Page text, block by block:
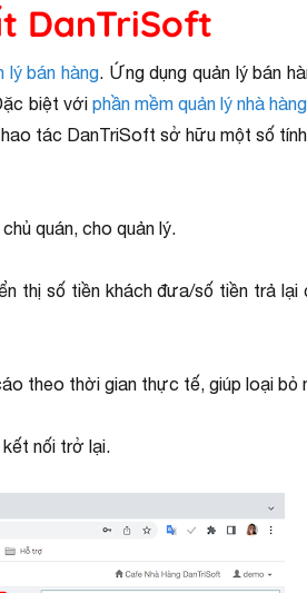
DanTriSoft
lý bán hàng. Ứng dụng quản lý bán
biệt với phần mềm quản lý nhà
tác DanTriSoft sở hữu một số
quán, cho quản lý.
thị số tiền khách đưa/số tiền trả
theo thời gian thực tế, giúp loại
kết nối trở lại.